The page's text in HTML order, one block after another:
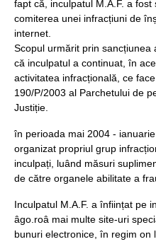
fapt că, inculpatul M.A.F. a
comiterea unei infracțiuni de
internet.
Scopul urmărit prin sancțiunea
că inculpatul a continuat, în
activitatea infracțională, ce
190/P/2003 al Parchetului de
Justiție.
în perioada mai 2004 -
organizat propriul grup
inculpați, luând măsuri
de către organele abilitate a
Inculpatul M.A.F. a înființat pe
âgo.roâ mai multe site-uri
bunuri electronice, în regim on